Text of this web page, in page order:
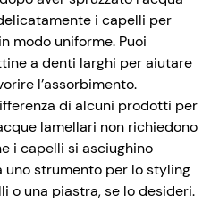
i capelli per
modo uniforme. Puoi
a denti larghi per aiutare
l’assorbimento.
di alcuni prodotti per
lamellari non richiedono
i capelli si asciughino
uno strumento per lo styling
o una piastra, se lo desideri.